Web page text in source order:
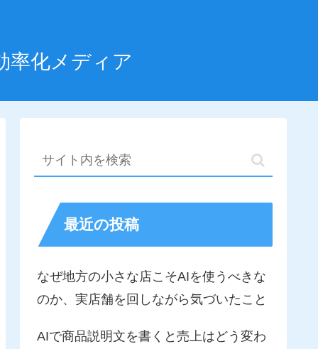
率化メディア
最近の投稿
なぜ地方の小さな店こそAIを使うべきな
のか、実店舗を回しながら気づいたこと
AIで商品説明文を書くと売上はどう変わ